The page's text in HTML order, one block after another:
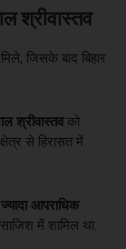
श्रीवास्तव
जिसके बाद बिहार
श्रीवास्तवको
से हिरासत में
आपराधिक
में शामिल था.